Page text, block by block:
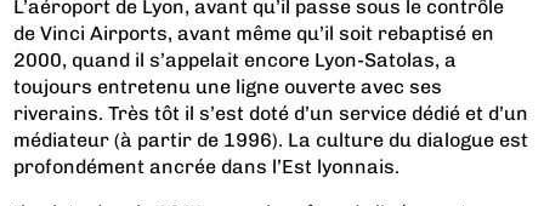
L’aéroport de Lyon, avant qu’il passe sous le contrôle
de Vinci Airports, avant même qu’il soit rebaptisé en
2000, quand il s’appelait encore Lyon-Satolas, a
toujours entretenu une ligne ouverte avec ses
riverains. Très tôt il s’est doté d’un service dédié et d’un
médiateur (à partir de 1996). La culture du dialogue est
profondément ancrée dans l’Est lyonnais.